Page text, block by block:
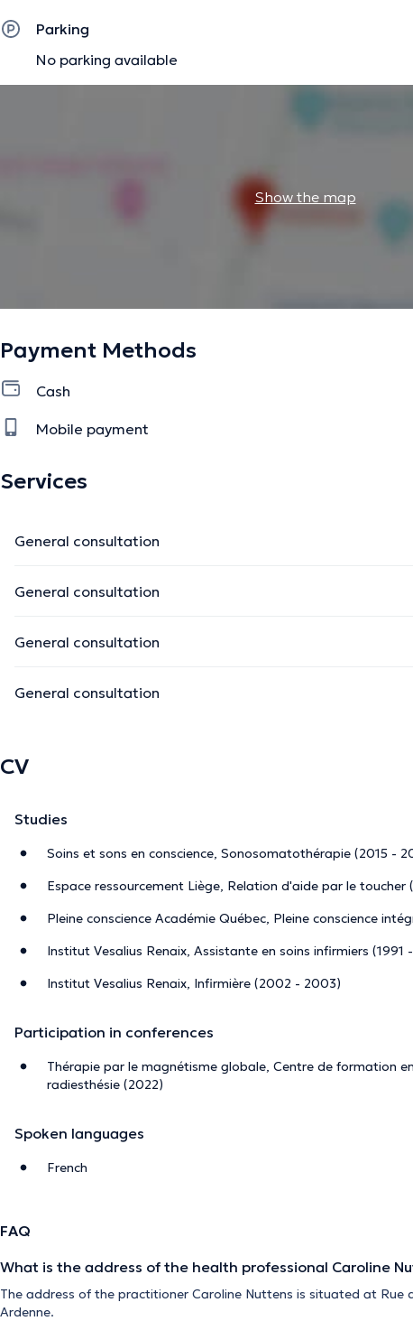
transgénérationnelles retrouver un bon sommeil vous
dans votre tête retrouver votre force intérieure et/ou
ou difficiles de votre vie. retrouver confiance et estime de
Parking
No parking available
Show the map
Payment Methods
Cash
Mobile payment
Services
General consultation
General consultation
General consultation
General consultation
CV
Studies
Soins et sons en conscience, Sonosomatothérapie (2015 -
Espace ressourcement Liège, Relation d'aide par le toucher
Pleine conscience Académie Québec, Pleine conscience
Institut Vesalius Renaix, Assistante en soins infirmiers (1991
Institut Vesalius Renaix, Infirmière (2002 - 2003)
Participation in conferences
Thérapie par le magnétisme globale, Centre de formation
radiesthésie (2022)
Spoken languages
French
FAQ
What is the address of the health professional Caroline
The address of the practitioner Caroline Nuttens is situated at Rue
Ardenne.